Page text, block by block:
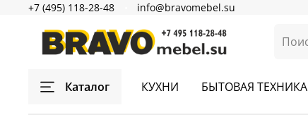
+7 (495) 118-28-48 info@bravomebel.su
Каталог КУХНИ БЫТОВАЯ ТЕХНИКА